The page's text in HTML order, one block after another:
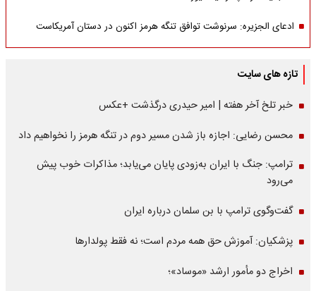
ادعای الجزیره: سرنوشت توافق تنگه هرمز اکنون در دستان آمریکاست
تازه های سایت
خبر تلخ آخر هفته | امیر حیدری درگذشت +عکس
محسن رضایی: اجازه باز شدن مسیر دوم در تنگه هرمز را نخواهیم داد
ترامپ: جنگ با ایران به‌زودی پایان می‌یابد؛ مذاکرات خوب پیش
می‌رود
گفت‌وگوی ترامپ با بن سلمان درباره ایران
پزشکیان: آموزش حق همه مردم است؛ نه فقط پولدارها
اخراج دو مأمور ارشد «موساد»؛